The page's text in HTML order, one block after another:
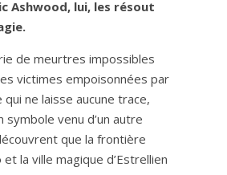
Ashwood, lui, les résout
de meurtres impossibles
victimes empoisonnées par
qui ne laisse aucune trace,
symbole venu d’un autre
que la frontière
la ville magique d’Estrellien